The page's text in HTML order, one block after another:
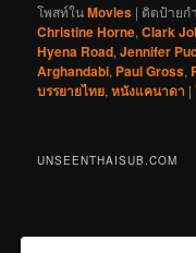
โพสท์ในMovies | ติดป้ายก
Christine Horne,Clark
Hyena Road,Jennifer
Arghandabi, Paul Gross,
บรรยายไทย,หนังแคนาดา |
UNSEENTHAISUB.COM